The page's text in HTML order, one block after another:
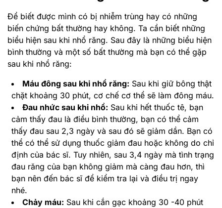
Để biết được mình có bị nhiễm trùng hay có những
biến chứng bất thường hay không. Ta cần biết những
biểu hiện sau khi nhổ răng. Sau đây là những biểu hiện
bình thường và một số bất thường mà bạn có thể gặp
sau khi nhổ răng:
Máu đông sau khi nhổ răng: Sau khi giữ bông thật
chặt khoảng 30 phút, cơ chế cơ thể sẽ làm đông máu.
Đau nhức sau khi nhổ: Sau khi hết thuốc tê, bạn
cảm thấy đau là điều bình thường, bạn có thể cảm
thấy đau sau 2,3 ngày và sau đó sẽ giảm dần. Bạn có
thể có thể sử dụng thuốc giảm đau hoặc không do chỉ
định của bác sĩ. Tuy nhiên, sau 3,4 ngày mà tình trạng
đau răng của bạn không giảm mà càng đau hơn, thì
bạn nên đến bác sĩ để kiểm tra lại và điều trị ngay
nhé.
Chảy máu: Sau khi cắn gạc khoảng 30 -40 phút